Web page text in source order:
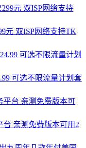
元 双ISP网络支持TK
可选不限流量计划套
亲测免费版本可用2